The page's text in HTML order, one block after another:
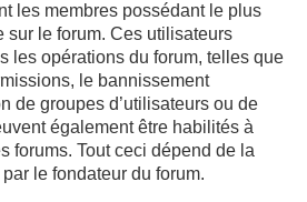
les membres possédant le plus
sur le forum. Ces utilisateurs
les opérations du forum, telles que
le bannissement
de groupes d’utilisateurs ou de
également être habilités à
forums. Tout ceci dépend de la
le fondateur du forum.